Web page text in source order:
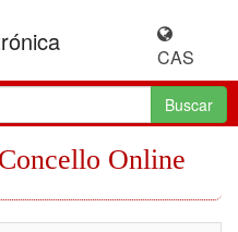
CAS
Buscar
Online